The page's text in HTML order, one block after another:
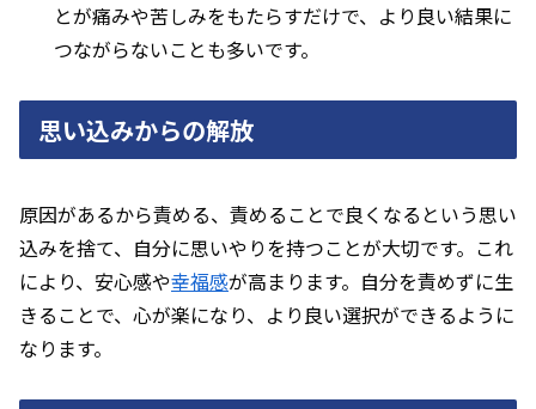
とが痛みや苦しみをもたらすだけで、より良い結果に
つながらないことも多いです。
思い込みからの解放
原因があるから責める、責めることで良くなるという思い
込みを捨て、自分に思いやりを持つことが大切です。これ
により、安心感や幸福感が高まります。自分を責めずに生
きることで、心が楽になり、より良い選択ができるように
なります。